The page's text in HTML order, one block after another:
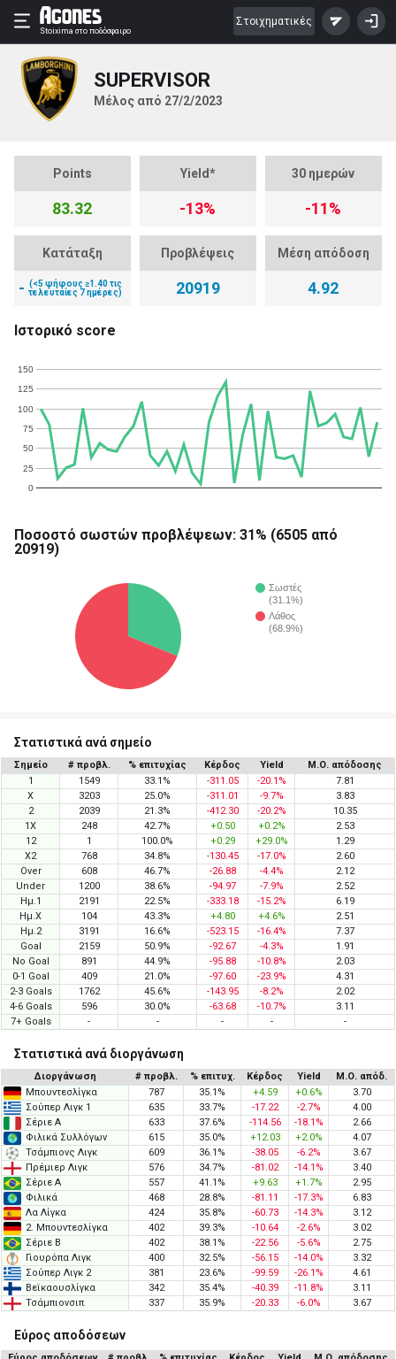
Stoixima στο ποδόσφαιρο
Στοιχηματικές
SUPERVISOR
Μέλος από 27/2/2023
Points
83.32
Yield*
-13%
30 ημερών
-11%
Κατάταξη
- (<5 ψήφους ≥1.40 τις
τελευταίες 7 ημέρες)
Προβλέψεις
20919
Μέση απόδοση
4.92
Ιστορικό score
0
25
50
75
100
125
150
Ποσοστό σωστών προβλέψεων: 31% (6505 από
20919)
Σωστές
(31.1%)
Λάθος
(68.9%)
Στατιστικά ανά σημείο
Σημείο # προβλ. % επιτυχίας Κέρδος Yield
Μ.Ο. απόδοσης
1
1549 33.1% -311.05 -20.1%
7.81
X
3203 25.0% -311.01 -9.7%
3.83
2
2039 21.3% -412.30 -20.2%
10.35
1X
248 42.7% +0.50 +0.2%
2.53
12
1 100.0% +0.29 +29.0%
1.29
X2
768 34.8% -130.45 -17.0%
2.60
Over
608 46.7% -26.88 -4.4%
2.12
Under
1200 38.6% -94.97 -7.9%
2.52
Ημ.1
2191 22.5% -333.18 -15.2%
6.19
Ημ.X
104 43.3% +4.80 +4.6%
2.51
Ημ.2
3191 16.6% -523.15 -16.4%
7.37
Goal
2159 50.9% -92.67 -4.3%
1.91
No Goal
891 44.9% -95.88 -10.8%
2.03
0-1 Goal
409 21.0% -97.60 -23.9%
4.31
2-3 Goals
1762 45.6% -143.95 -8.2%
2.02
4-6 Goals
596 30.0% -63.68 -10.7%
3.11
7+ Goals
- - - - -
Στατιστικά ανά διοργάνωση
Διοργάνωση # προβλ. % επιτυχ. Κέρδος Yield
Μ.Ο. απόδ.
Μπουντεσλίγκα
787 35.1% +4.59 +0.6%
3.70
Σούπερ Λιγκ 1
635 33.7% -17.22 -2.7%
4.00
Σέριε Α
633 37.6% -114.56 -18.1%
2.66
Φιλικά Συλλόγων
615 35.0% +12.03 +2.0%
4.07
Τσάμπιονς Λιγκ
609 36.1% -38.05 -6.2%
3.67
Πρέμιερ Λιγκ
576 34.7% -81.02 -14.1%
3.40
Σέριε A
557 41.1% +9.63 +1.7%
2.95
Φιλικά
468 28.8% -81.11 -17.3%
6.83
Λα Λίγκα
424 35.8% -60.73 -14.3%
3.12
2. Μπουντεσλίγκα
402 39.3% -10.64 -2.6%
3.02
Σέριε Β
402 38.1% -22.56 -5.6%
2.75
Γιουρόπα Λιγκ
400 32.5% -56.15 -14.0%
3.32
Σούπερ Λιγκ 2
381 23.6% -99.59 -26.1%
4.61
Βεϊκαουσλίγκα
342 35.4% -40.39 -11.8%
3.11
Τσάμπιονσιπ
337 35.9% -20.33 -6.0% 3.67
Εύρος αποδόσεων